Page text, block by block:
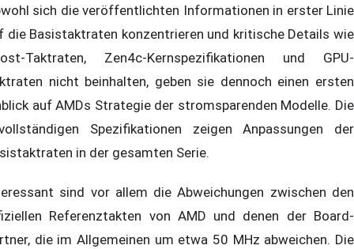
sich die veröffentlichten Informationen in erster Linie
die Basistaktraten konzentrieren und kritische Details wie
Taktraten, Zen4c-Kernspezifikationen und GPU-
nicht beinhalten, geben sie dennoch einen ersten
auf AMDs Strategie der stromsparenden Modelle. Die
Spezifikationen zeigen Anpassungen der
in der gesamten Serie.
sind vor allem die Abweichungen zwischen den
Referenztakten von AMD und denen der Board-
die im Allgemeinen um etwa 50 MHz abweichen. Die